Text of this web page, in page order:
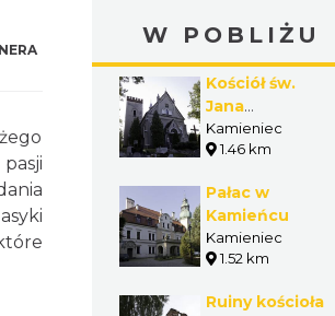
W POBLIŻU
Kościół św.
Jana
Chrzciciela w
Kamieńcu
Kamieniec
1.46 km
Pałac w
Kamieńcu
Kamieniec
1.52 km
Ruiny kościoła